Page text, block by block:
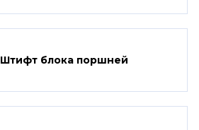
Штифт блока поршней